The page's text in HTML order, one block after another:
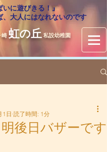
いに遊びきる！』
、大人にはなれないのです
崎 虹の丘 私設幼稚園
後日バザーです
1日 読了時間: 1分